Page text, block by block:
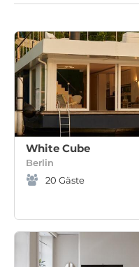
White Cube
Berlin
20 Gäste